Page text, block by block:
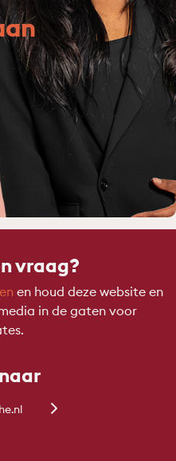
vraag?
en houd deze website en
in de gaten voor